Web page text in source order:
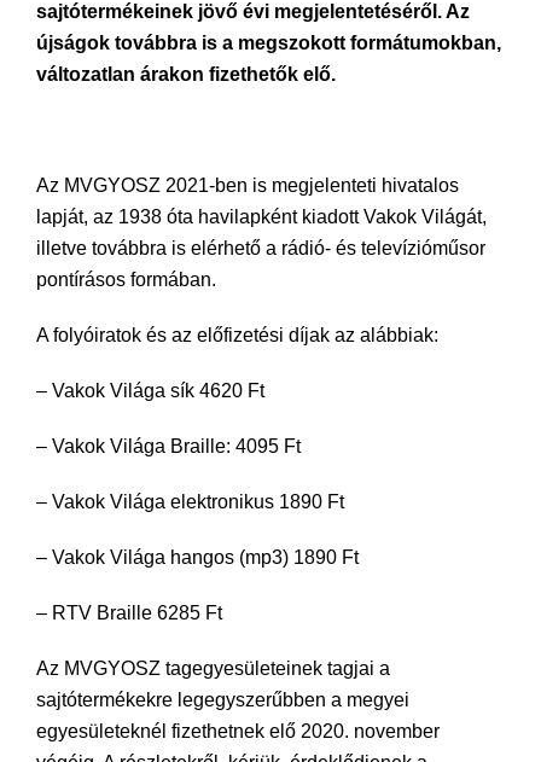
sajtótermékeinek jövő évi megjelentetéséről. Az
újságok továbbra is a megszokott formátumokban,
változatlan árakon fizethetők elő.
Az MVGYOSZ 2021-ben is megjelenteti hivatalos
lapját, az 1938 óta havilapként kiadott Vakok Világát,
illetve továbbra is elérhető a rádió- és televízióműsor
pontírásos formában.
A folyóiratok és az előfizetési díjak az alábbiak:
– Vakok Világa sík 4620 Ft
– Vakok Világa Braille: 4095 Ft
– Vakok Világa elektronikus 1890 Ft
– Vakok Világa hangos (mp3) 1890 Ft
– RTV Braille 6285 Ft
Az MVGYOSZ tagegyesületeinek tagjai a
sajtótermékekre legegyszerűbben a megyei
egyesületeknél fizethetnek elő 2020. november